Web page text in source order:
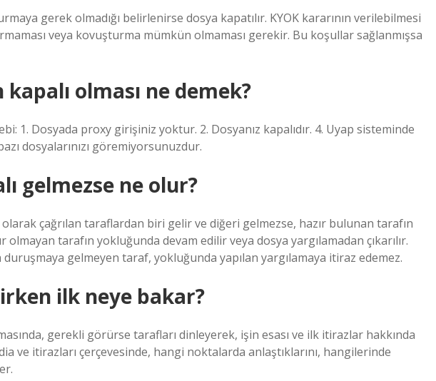
gerek olmadığı belirlenirse dosya kapatılır. KYOK kararının verilebilmesi
veya kovuşturma mümkün olmaması gerekir. Bu koşullar sağlanmışsa
olması ne demek?
1. Dosyada proxy girişiniz yoktur. 2. Dosyanız kapalıdır. 4. Uyap sisteminde
dosyalarınızı göremiyorsunuzdur.
gelmezse ne olur?
çağrılan taraflardan biri gelir ve diğeri gelmezse, hazır bulunan tarafın
tarafın yokluğunda devam edilir veya dosya yargılamadan çıkarılır.
duruşmaya gelmeyen taraf, yokluğunda yapılan yargılamaya itiraz edemez.
ilk neye bakar?
gerekli görürse tarafları dinleyerek, işin esası ve ilk itirazlar hakkında
ve itirazları çerçevesinde, hangi noktalarda anlaştıklarını, hangilerinde